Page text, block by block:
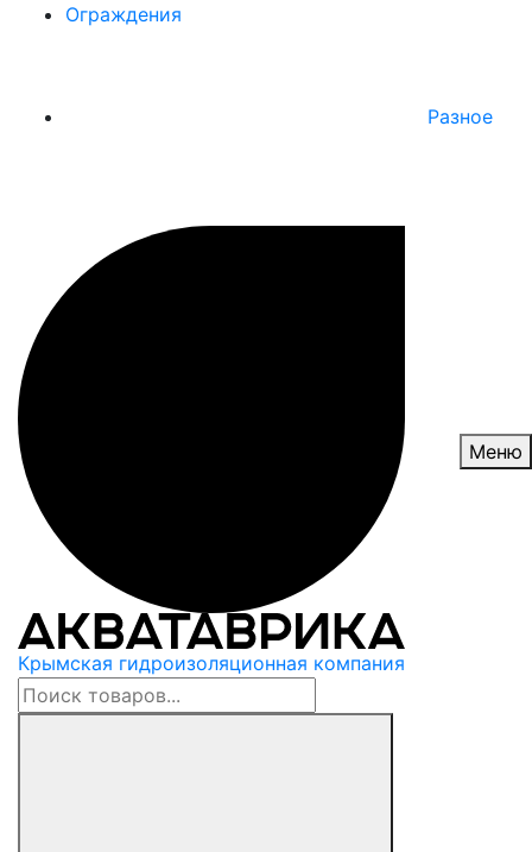
Ограждения
Разное
Крымская гидроизоляционная компания
Меню